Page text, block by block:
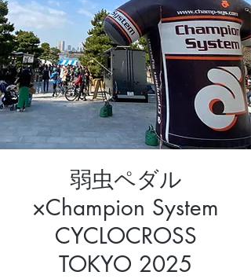
弱虫ペダル
×Champion System
CYCLOCROSS
TOKYO 2025